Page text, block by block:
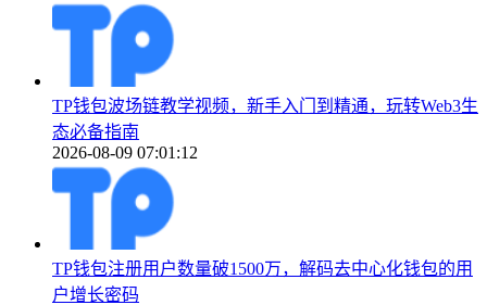
TP钱包波场链教学视频，新手入门到精通，玩转Web3生
态必备指南
2026-08-09 07:01:12
TP钱包注册用户数量破1500万，解码去中心化钱包的用
户增长密码